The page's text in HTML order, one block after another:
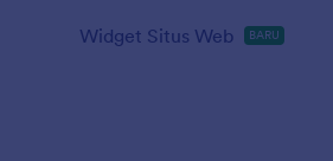
Widget Situs Web BARU